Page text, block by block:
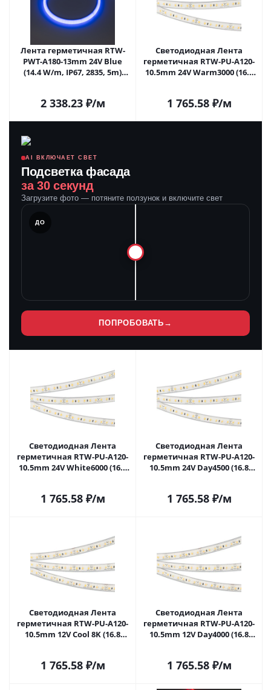
Лента герметичная RTW-
PWT-A180-13mm 24V Blue
(14.4 W/m, IP67, 2835, 5m)
2 338.23₽/м
Светодиодная Лента
герметичная RTW-PU-A120-
10.5mm 24V Warm3000 (16.8
1 765.58₽/м
AI ВКЛЮЧАЕТ СВЕТ
Подсветка фасада
за 30 секунд
Загрузите фото — потяните ползунок и включите свет
ДО
ПОПРОБОВАТЬ →
Светодиодная Лента
герметичная RTW-PU-A120-
10.5mm 24V White6000 (16.8
1 765.58₽/м
Светодиодная Лента
герметичная RTW-PU-A120-
10.5mm 24V Day4500 (16.8
1 765.58₽/м
Светодиодная Лента
герметичная RTW-PU-A120-
10.5mm 12V Cool 8K (16.8
1 765.58₽/м
Светодиодная Лента
герметичная RTW-PU-A120-
10.5mm 12V Day4000 (16.8
1 765.58₽/м